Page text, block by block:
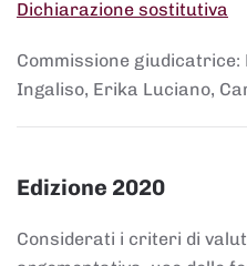
Dichiarazione sostitutiva
Commissione giudicatrice:
Ingaliso, Erika Luciano,
Edizione 2020
Considerati i criteri di